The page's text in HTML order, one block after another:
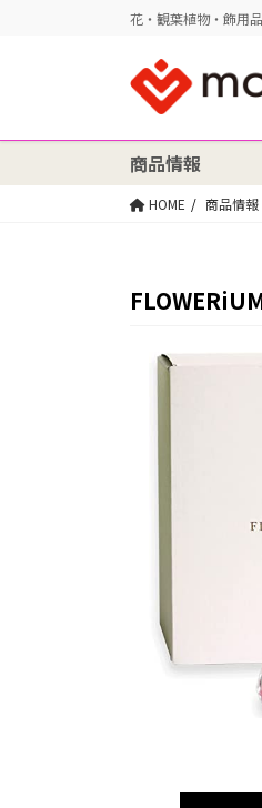
花・観葉植物・飾用
商品情報
HOME 商品情報